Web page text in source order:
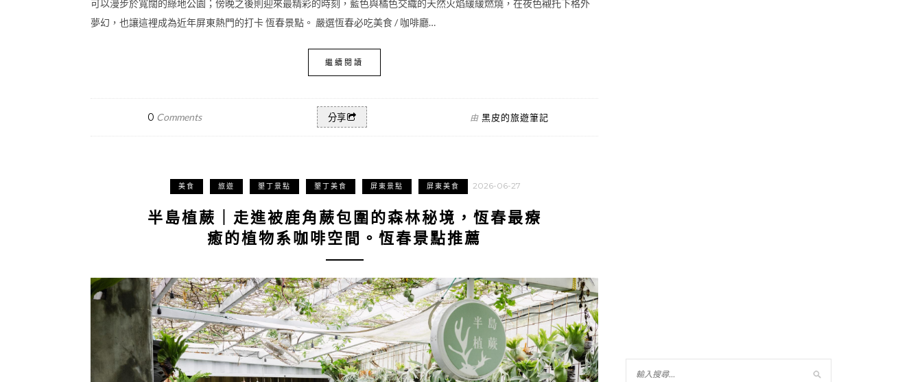
可以漫步於寬闊的綠地公園；傍晚之後則迎來最精彩的時刻，藍色與橘色交織的天然火焰緩緩燃燒，在夜色襯托下格外
夢幻，也讓這裡成為近年屏東熱門的打卡 恆春景點。 嚴選恆春必吃美食 / 咖啡廳…
繼續閱讀
0 Comments 分享 由 黑皮的旅遊筆記
美食 旅遊 墾丁景點 墾丁美食 屏東景點 屏東美食 2026-06-27
半島植蕨｜走進被鹿角蕨包圍的森林秘境，恆春最療
癒的植物系咖啡空間。恆春景點推薦